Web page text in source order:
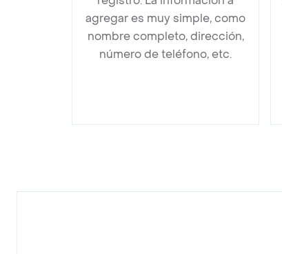
agregar es muy simple, como
nombre completo, dirección,
número de teléfono, etc.